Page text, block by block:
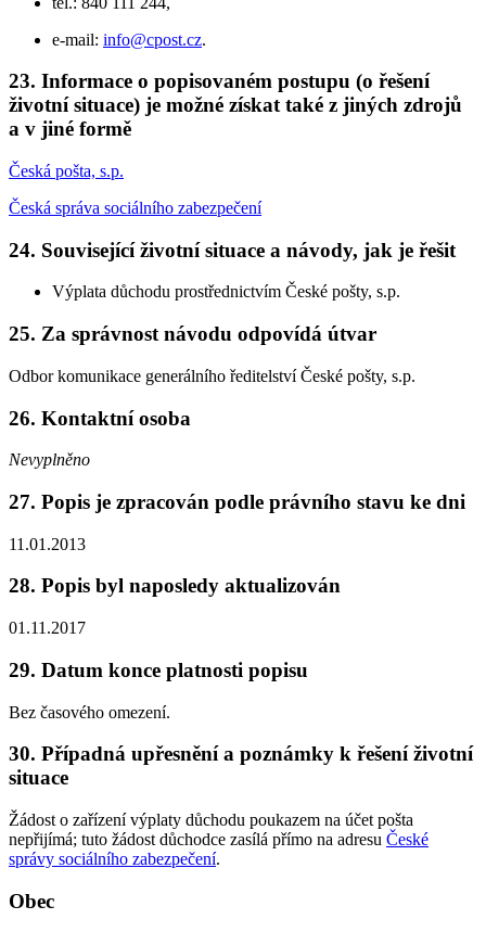
e-mail: info@cpost.cz.
23. Informace o popisovaném postupu (o řešení
životní situace) je možné získat také z jiných zdrojů
a v jiné formě
Česká pošta, s.p.
Česká správa sociálního zabezpečení
24. Související životní situace a návody, jak je řešit
Výplata důchodu prostřednictvím České pošty, s.p.
25. Za správnost návodu odpovídá útvar
Odbor komunikace generálního ředitelství České pošty, s.p.
26. Kontaktní osoba
Nevyplněno
27. Popis je zpracován podle právního stavu ke dni
11.01.2013
28. Popis byl naposledy aktualizován
01.11.2017
29. Datum konce platnosti popisu
Bez časového omezení.
30. Případná upřesnění a poznámky k řešení životní
situace
Žádost o zařízení výplaty důchodu poukazem na účet pošta
nepřijímá; tuto žádost důchodce zasílá přímo na adresu České
správy sociálního zabezpečení.
Obec